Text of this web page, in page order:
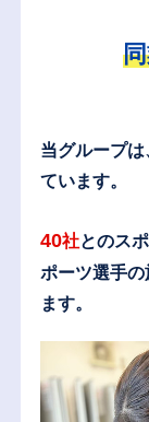
当グループ
ています。
40社とのス
ポーツ選手
ます。